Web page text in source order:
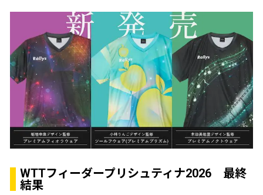
WTTフィーダープリシュティナ2026 最終
結果